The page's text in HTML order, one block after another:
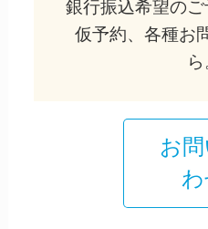
銀行振込希望のご
仮予約、各種お
ら
お
わ